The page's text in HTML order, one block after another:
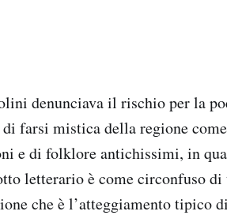
denunciava il rischio per la
farsi mistica della regione
e di folklore antichissimi, in
letterario è come circonfuso
che è l’atteggiamento